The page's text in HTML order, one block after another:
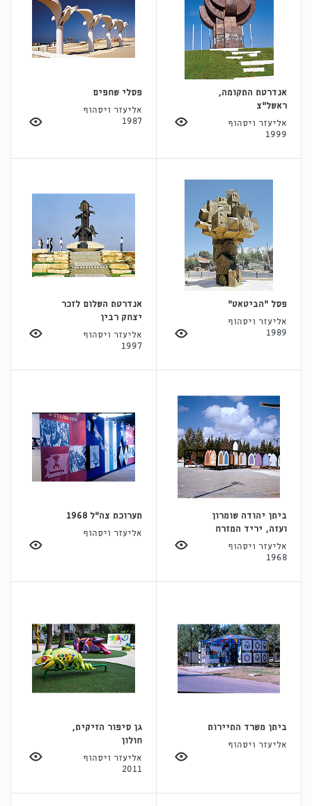
אנדרטת התקומה,
ראשל"צ
אליעזר ויסהוף
1999
פסלי שחפים
אליעזר ויסהוף
1987
פסל "הביטאט"
אליעזר ויסהוף
1989
אנדרטת השלום לזכר
יצחק רבין
אליעזר ויסהוף
1997
ביתן יהודה שומרון
ועזה, יריד המזרח
אליעזר ויסהוף
1968
תערוכת צה"ל 1968
אליעזר ויסהוף
ביתן משרד התיירות
אליעזר ויסהוף
גן סיפור הזיקית,
חולון
אליעזר ויסהוף
2011